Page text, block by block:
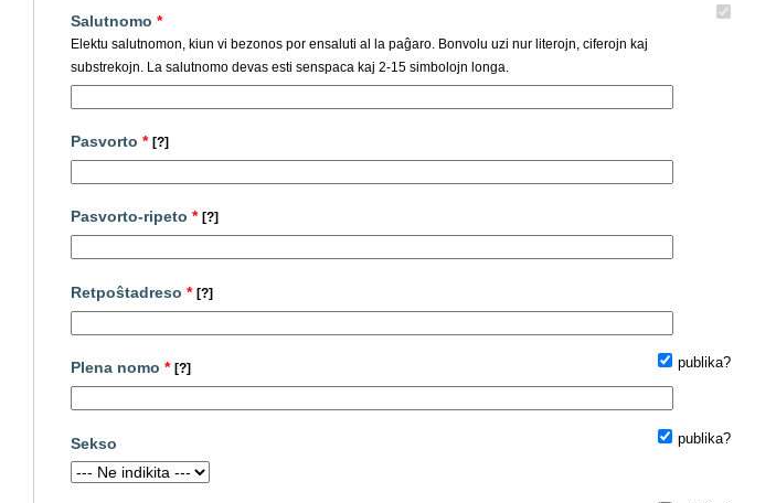
Salutnomo *
Elektu salutnomon, kiun vi bezonos por ensaluti al la paĝaro. Bonvolu uzi nur literojn, ciferojn kaj
substrekojn. La salutnomo devas esti senspaca kaj 2-15 simbolojn longa.
Pasvorto * [?]
Pasvorto-ripeto * [?]
Retpoŝtadreso * [?]
publika?
Plena nomo * [?]
publika?
Sekso